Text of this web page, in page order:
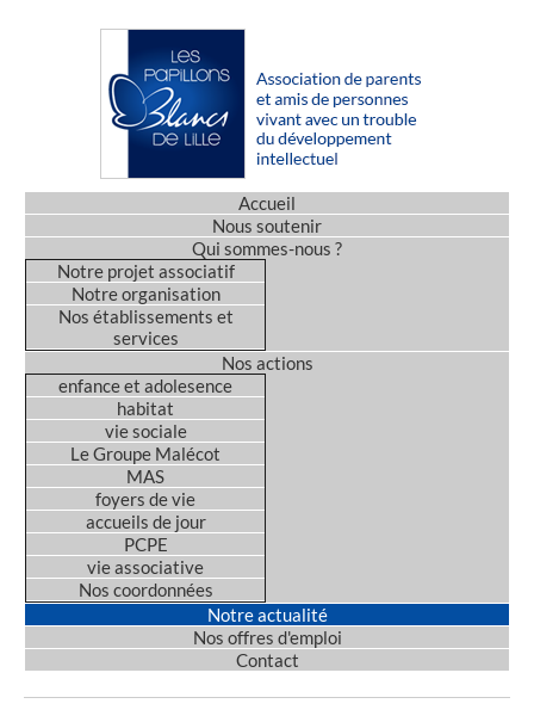
Accueil
Nous soutenir
Qui sommes-nous ?
Notre projet associatif
Notre organisation
Nos établissements et
services
Nos actions
enfance et adolesence
habitat
vie sociale
Le Groupe Malécot
MAS
foyers de vie
accueils de jour
PCPE
vie associative
Nos coordonnées
Notre actualité
Nos offres d'emploi
Contact